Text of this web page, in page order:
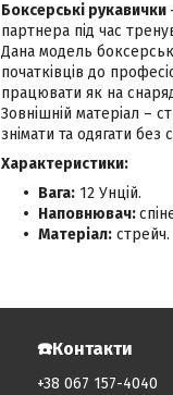
Боксерські рукавички
партнера під час
Дана модель
початківців до
працювати як на
Зовнішній матеріал –
знімати та одягати без
Характеристики:
Вага: 12 Унцій.
Наповнювач:
Матеріал: стрейч.
☎️Контакти
+38 067 157-4040